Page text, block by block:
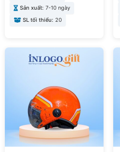
Sản xuất: 7-10 ngày
SL tối thiểu: 20